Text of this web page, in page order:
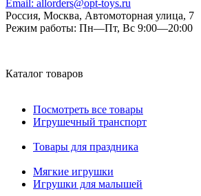
Email: allorders@opt-toys.ru
Россия, Москва, Автомоторная улица, 7
Режим работы: Пн—Пт, Вс 9:00—20:00
Каталог товаров
Посмотреть все товары
Игрушечный транспорт
Товары для праздника
Мягкие игрушки
Игрушки для малышей